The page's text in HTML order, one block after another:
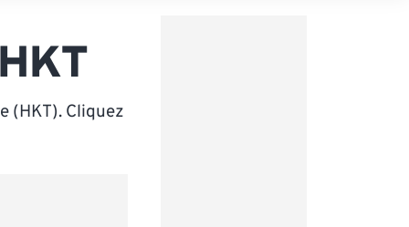
(HKT). Cliquez